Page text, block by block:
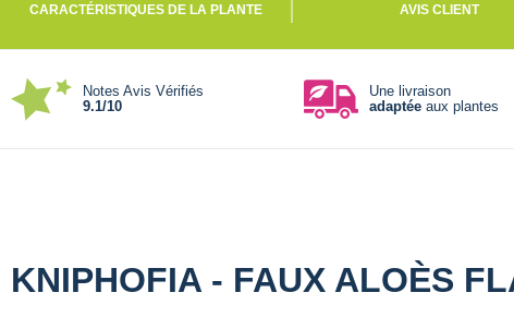
CARACTÉRISTIQUES DE LA PLANTE AVIS CLIENT
Notes Avis Vérifiés
9.1/10
Une livraison
adaptéeaux plantes
KNIPHOFIA - FAUX ALOÈS